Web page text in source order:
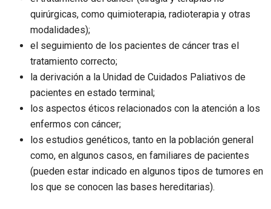
quirúrgicas, como quimioterapia, radioterapia y otras
modalidades);
el seguimiento de los pacientes de cáncer tras el
tratamiento correcto;
la derivación a la Unidad de Cuidados Paliativos de
pacientes en estado terminal;
los aspectos éticos relacionados con la atención a los
enfermos con cáncer;
los estudios genéticos, tanto en la población general
como, en algunos casos, en familiares de pacientes
(pueden estar indicado en algunos tipos de tumores en
los que se conocen las bases hereditarias).